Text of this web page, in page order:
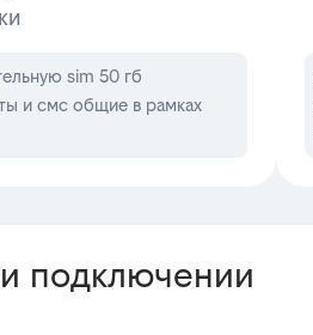
sim 50 гб
и смс общие в рамках
подключении